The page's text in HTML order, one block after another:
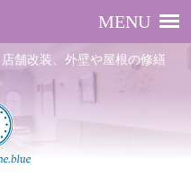
舗改装、外壁や屋根の修繕